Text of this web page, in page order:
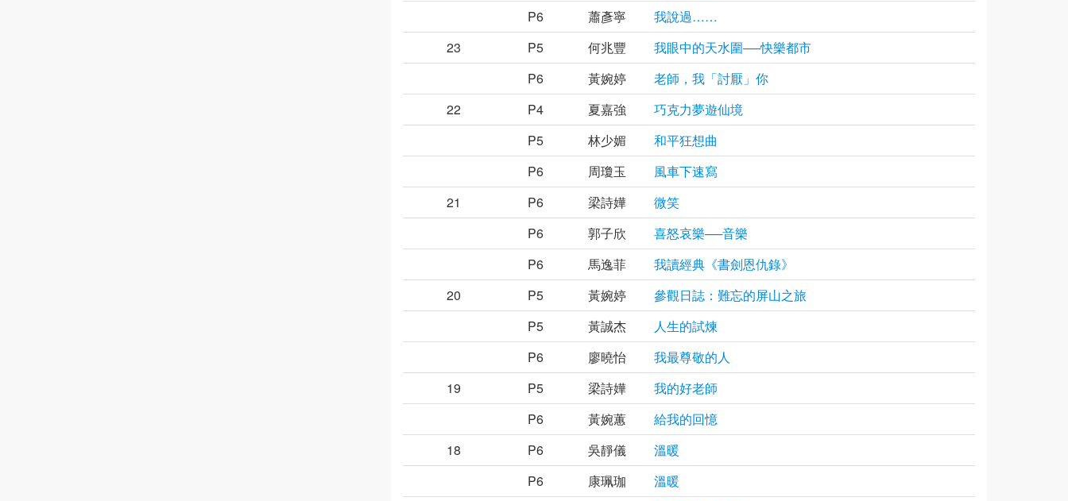
P6
蕭彥寧
我說過……
23
P5 何兆豐
我眼中的天水圍──快樂都市
P6
黃婉婷
老師，我「討厭」你
22
P4 夏嘉強
巧克力夢遊仙境
P5
林少媚
和平狂想曲
P6
周瓊玉
風車下速寫
21
P6 梁詩嬅
微笑
P6
郭子欣
喜怒哀樂──音樂
P6
馬逸菲
我讀經典《書劍恩仇錄》
20
P5 黃婉婷
參觀日誌：難忘的屏山之旅
P5
黃誠杰
人生的試煉
P6
廖曉怡
我最尊敬的人
19
P5 梁詩嬅
我的好老師
P6
黃婉蕙
給我的回憶
18
P6 吳靜儀
溫暖
P6
康珮珈
溫暖